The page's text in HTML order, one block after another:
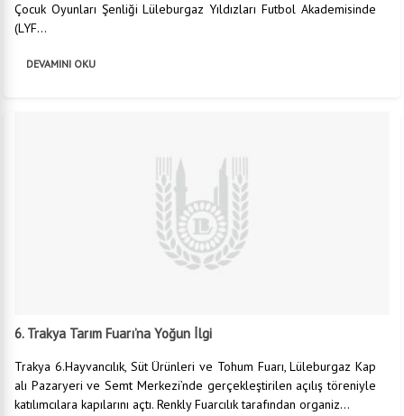
Çocuk Oyunları Şenliği Lüleburgaz Yıldızları Futbol Akademisinde
(LYF...
DEVAMINI OKU
6. Trakya Tarım Fuarı’na Yoğun İlgi
Trakya 6.Hayvancılık, Süt Ürünleri ve Tohum Fuarı, Lüleburgaz Kap
alı Pazaryeri ve Semt Merkezi’nde gerçekleştirilen açılış töreniyle
katılımcılara kapılarını açtı. Renkly Fuarcılık tarafından organiz...